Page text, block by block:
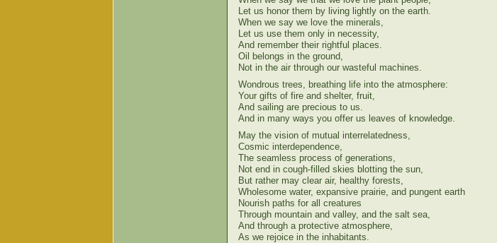
Let us honor them by living lightly on the earth.
When we say we love the minerals,
Let us use them only in necessity,
And remember their rightful places.
Oil belongs in the ground,
Not in the air through our wasteful machines.
Wondrous trees, breathing life into the atmosphere:
Your gifts of fire and shelter, fruit,
And sailing are precious to us.
And in many ways you offer us leaves of knowledge.
May the vision of mutual interrelatedness,
Cosmic interdependence,
The seamless process of generations,
Not end in cough-filled skies blotting the sun,
But rather may clear air, healthy forests,
Wholesome water, expansive prairie, and pungent earth
Nourish paths for all creatures
Through mountain and valley, and the salt sea,
And through a protective atmosphere,
As we rejoice in the inhabitants.